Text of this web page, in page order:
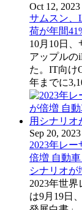
Oct 12, 2023
サムスン、
荷が年間
10月10日
アップルの
た。IT向け
年までに
Sep 20, 2023
2023年レ
倍増 自動
シナリオが
2023年世
は9月19日